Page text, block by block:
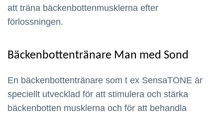
att träna bäckenbottenmusklerna efter
förlossningen.
Bäckenbottentränare Man med Sond
En bäckenbottentränare som t ex SensaTONE är
speciellt utvecklad för att stimulera och stärka
bäckenbotten musklerna och för att behandla